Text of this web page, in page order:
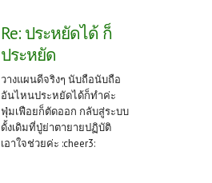
Re: ประหยัดได้ ก็
ประหยัด
วางแผนดีจริงๆ นับถือนับถือ
อันไหนประหยัดได้ก็ทำค่ะ
ฟุ่มเฟือยก็ตัดออก กลับสู่ระบบ
ดั้งเดิมที่ปู่ย่าตายายปฏิบัติ
เอาใจช่วยค่ะ :cheer3: